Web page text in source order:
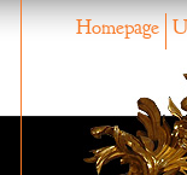
Homepage